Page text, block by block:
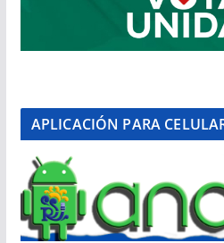
APLICACIÓN PARA